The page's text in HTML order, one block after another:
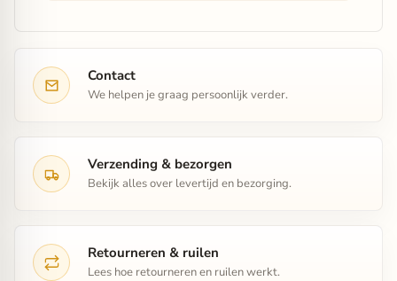
Contact
We helpen je graag persoonlijk verder.
Verzending & bezorgen
Bekijk alles over levertijd en bezorging.
Retourneren & ruilen
Lees hoe retourneren en ruilen werkt.